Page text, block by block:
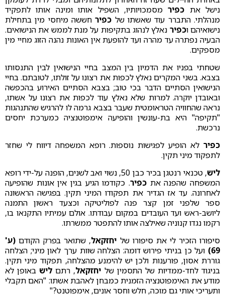
נישל את כפירמסמכויותיו, השפיל אותו ומינה אותו לתפקיד
מנהלתי. התברר עוד שאשתו של כפירחששה מיחסי מין בתחילת
נישואיהם וכפיר נאלץ לנהוג בתקיפות על מנת לממש את הנישואים.
הבעיה נפתרה עד מהרה ועד להופעת אין האונות נהנה הזוג מחיי מין
מספקים.
שטחתי בפניו את הדמיון בין המצב בחיי הנישואין לבין התנסותו
בצבא. בשני המקרים נאלץ לכפות את רצונו על זולתו, לטובתם. בחיי
הנישואין הסתיים הדבר בכי טוב; בצבא הסתיים האירוע בהכפשה
ובאובדן יוקרה. למרות שלא נאלץ עוד לכפות את רצונו על אשתו,
נראה שהחוויה הטראומטית שעבר בצבא גרמה לו להרגיש שהתנהגות
"תקיפה" היא בת-עונשין והופיעה אימפוטנציה כמערכת יחסים
נרכשת.
כפיר לא הופיע לפגישות נוספות. רופא המשפחה דיווח לי שחזר
לתפקוד מיני תקין.
ליש
, טכנאי רנטגן בכיר כבן 50, נשוי ואב לשנים, הופנה על-ידי רופא
המשפחה שהפנה את כפיר. כקודמו הגיע בגין אין אונות שהופיעה
לאחרונה. עד אז הגדיר את תפקודו המיני תקין. בפגישה הראשונה
ספר שלפני זמן קצר פנה לפוליטיקה וכצעד ראשון התמנה
ליושב-ראש ועד העובדים במקום עבודתו. אולם עמיתיו התקנאו בו,
רקמו נגדו קנוניה שאילצה אותו להתפטר ממשרתו.
סיפורו הזכיר לי את סיפורו של יחזקאל, שתואר בפרק הקודם (ע'
69) ועל כן בניתי פירוש דומה: הצלחה שוות ערך לאון מיני; הצלחה
גוררת אסון, פורענות ולכן יש להימנע מהצלחה, תפקוד מיני תקין.
בניגוד לחד-ממדיות של התסמין של יחזקאל, רתם ליש באופן לא
מודע את האימפוטנציה הזמנית כמבחן לאהבת אשתו: "האם תקבלי
ותעריכי אותי גם מוכה, חלש וחסר אונים, אימפוטנט?"